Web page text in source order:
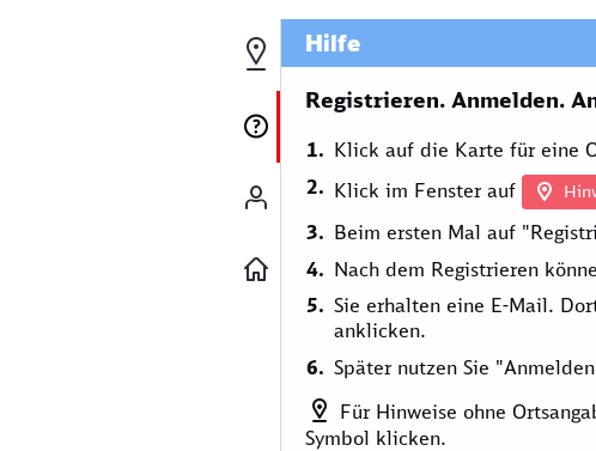
Hilfe
Registrieren. Anmelden.
Klick auf die Karte für eine
Klick im Fenster auf
Beim ersten Mal auf
Nach dem Registrieren
Sie erhalten eine E-Mail.
anklicken.
Später nutzen Sie
Für Hinweise ohne
Symbol klicken.